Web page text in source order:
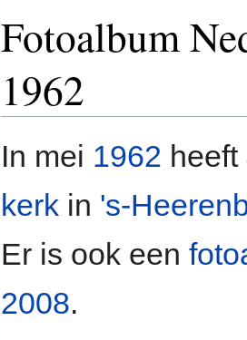
Fotoalbum
1962
In mei 1962 heeft
kerk in 's-
Er is ook een
2008.